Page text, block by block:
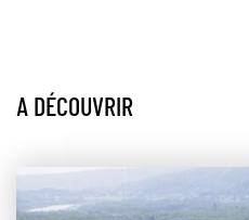
A DÉCOUVRIR